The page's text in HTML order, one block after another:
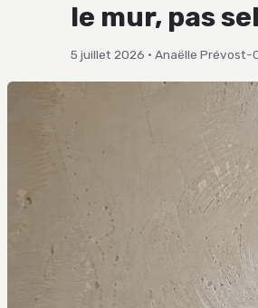
le mur, pas
5 juillet 2026 · Anaëlle Prévost-